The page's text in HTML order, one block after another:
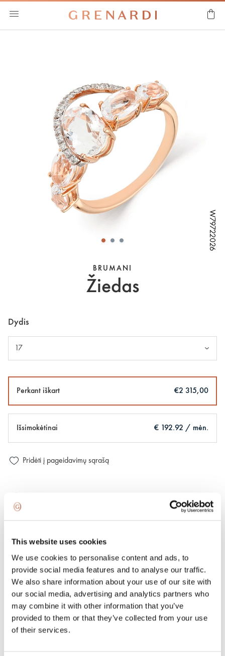
This website uses cookies
We use cookies to personalise content and ads, to
provide social media features and to analyse our traffic.
We also share information about your use of our site with
our social media, advertising and analytics partners who
may combine it with other information that you’ve
provided to them or that they’ve collected from your use
of their services.
W79722026
W79722026
W79722026
W79722026
W79722026
BRUMANI
Žiedas
Dydis
17
Perkant iškart €2 315,00
Išsimokėtinai € 192.92 / mėn.
Pridėti į pageidavimų sąrašą
PREKĖS APRAŠYMAS
Medžiaga: Auksas
Akmuo:
- Deimantas (Akmens spalva: G-baltas, Tīrība: VS, Akmens
svoris: 0.068ct),
- Kvarcas (Akmens spalva: Caurspīdīgs, Akmens svoris: